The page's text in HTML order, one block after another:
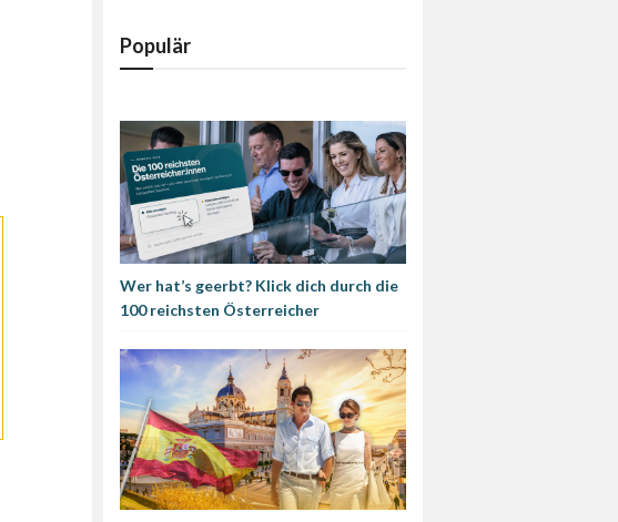
Populär
Wer hat’s geerbt? Klick dich durch die
100 reichsten Österreicher